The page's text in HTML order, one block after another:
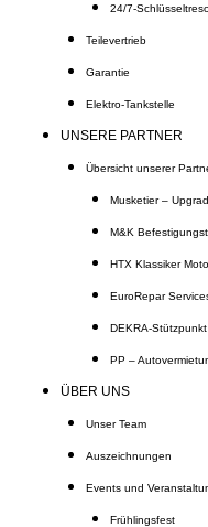
24/7-
Teilevertrieb
Garantie
Elektro-Tankstelle
UNSERE PARTNER
Übersicht unserer
Musketier –
M&K
HTX Klassiker
EuroRepar
DEKRA-Stützpunkt
PP –
ÜBER UNS
Unser Team
Auszeichnungen
Events und
Frühlingsfest